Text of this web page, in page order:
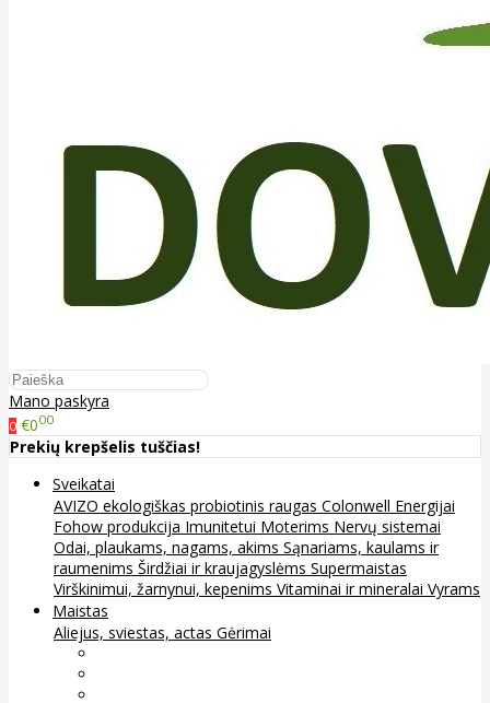
Mano paskyra
0 €000
Prekių krepšelis tuščias!
Sveikatai
AVIZO ekologiškas probiotinis raugas Colonwell Energijai
Fohow produkcija Imunitetui Moterims Nervų sistemai
Odai, plaukams, nagams, akims Sąnariams, kaulams ir
raumenims Širdžiai ir kraujagyslėms Supermaistas
Virškinimui, žarnynui, kepenims Vitaminai ir mineralai Vyrams
Maistas
Aliejus, sviestas, actas Gėrimai